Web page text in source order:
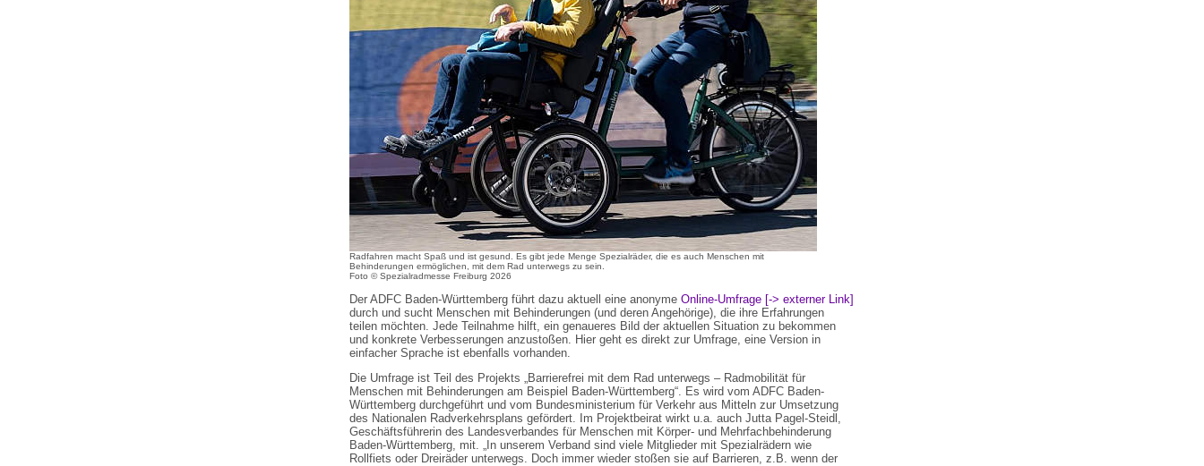
Radfahren macht Spaß und ist gesund. Es gibt jede Menge Spezialräder, die es auch Menschen mit
Behinderungen ermöglichen, mit dem Rad unterwegs zu sein.
Foto © Spezialradmesse Freiburg 2026
Der ADFC Baden-Württemberg führt dazu aktuell eine anonyme Online-Umfrage [-> externer Link]
durch und sucht Menschen mit Behinderungen (und deren Angehörige), die ihre Erfahrungen
teilen möchten. Jede Teilnahme hilft, ein genaueres Bild der aktuellen Situation zu bekommen
und konkrete Verbesserungen anzustoßen. Hier geht es direkt zur Umfrage, eine Version in
einfacher Sprache ist ebenfalls vorhanden.
Die Umfrage ist Teil des Projekts „Barrierefrei mit dem Rad unterwegs – Radmobilität für
Menschen mit Behinderungen am Beispiel Baden-Württemberg“. Es wird vom ADFC Baden-
Württemberg durchgeführt und vom Bundesministerium für Verkehr aus Mitteln zur Umsetzung
des Nationalen Radverkehrsplans gefördert. Im Projektbeirat wirkt u.a. auch Jutta Pagel-Steidl,
Geschäftsführerin des Landesverbandes für Menschen mit Körper- und Mehrfachbehinderung
Baden-Württemberg, mit. „In unserem Verband sind viele Mitglieder mit Spezialrädern wie
Rollfiets oder Dreiräder unterwegs. Doch immer wieder stoßen sie auf Barrieren, z.B. wenn der